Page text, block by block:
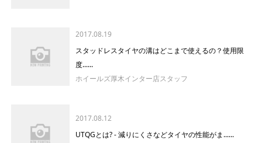
2017.08.19
スタッドレスタイヤの溝はどこまで使えるの？使用限
度......
ホイールズ厚木インター店スタッフ
2017.08.12
UTQGとは? - 減りにくさなどタイヤの性能がま......